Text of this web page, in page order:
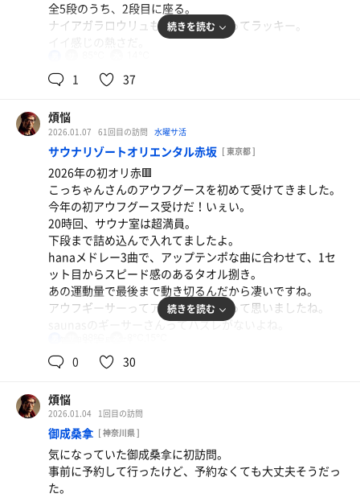
有効期限1ヶ月なので、ホームサウナを裏切り、1ヶ月以内
に金の亀にあと2回来ることが確定。
いつもイベントをやっているので、イベントに合わせて楽
しむのがお得でオススメです。
あと、金亀スタッフさんの接客はいつも丁寧で素晴らしい
と思っています。
利用ですか？」とスタッフから聞いてくるのが筋だと思う
のだ。
こちらから「サウナ利用したいのですが」と声を出すまで
た。
でもね、あの青年が悪いんじゃないと思うのだ。
教育やマニュアルがないのか、あるいはあったとしても浸
透していないということが問題だと思うのだ。
良い接客の人ももちろんいるわけだけど。
FLOBAも、モンスターサウナも好きだけど、この会社さん
は平均的な接客レベルが低いのがどうしても気になってし
まう。
安定してないとか、ムラがあるというのは、やっぱり組織
の問題な気がする。
全5段のうち、2段目に座る。
ナイアガラロウリュもたまたま当たってラッキー。
水風呂入った後に
く面倒臭さはあるのだけど、100%インフィニティチェア
に座れるというのはモンスターサウナの絶対的な強みです
ね。
だいたいのサウナ施設は、そもそもインフィニティチェア
すらないか、あっても争奪戦が繰り広げられているかのど
ちらかだもんね。
ポンチョに着替えるタイムロスがあっても、ちゃんととと
のうから、ととのい体験に特に影響はないんだな。
洞窟的なスペースで爆睡。
サウナ1セットで2時間消化するくらい、良い眠りでした。
ー。
たまにモンスターサウナで井上勝正さんの黄金体験やって
るみたいだけど、あのキャパでどんな感じでやってるのか
気になるなぁ。
モンスターサウナでサウナ黄金体験受けてみたいな。
続きを読む
1 37
煩悩
2026.01.07 61回目の訪問 水曜サ活
サウナリゾートオリエンタル赤坂 [ 東京都 ]
2026年の初オリ赤🟥
こっちゃんさんのアウフグースを初めて受けてきました。
今年の初アウフグース受けだ！いぇい。
20時回、サウナ室は超満員。
下段まで詰め込んで入れてましたよ。
hanaメドレー3曲で、アップテンポな曲に合わせて、1セ
ット目からスピード感のあるタオル捌き。
あの運動量で最後まで動き切るんだから凄いですね。
アウフギーサーってアスリートだなって思いましたね。
saunasのギーサーさんってハズレがないよね。
全員が完走できるちょうどイイ熱さ。
finish。
シルキーシングルが気持ちいいくらいに仕上がりました。
最高。
その後、アウフなしの通常2セット入りましたが
サウナ室満室で混んでましたね。
オリ赤の水曜日は空いてるというイメージを勝手にもって
続きを読む
0 30
煩悩
2026.01.04 1回目の訪問
御成桑拿 [ 神奈川県 ]
気になっていた御成桑拿に初訪問。
事前に予約して行ったけど、予約なくても大丈夫そうだっ
た。